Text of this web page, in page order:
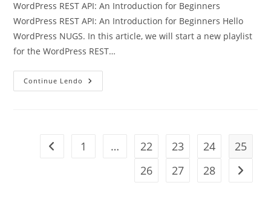
WordPress REST API: An Introduction for Beginners
WordPress REST API: An Introduction for Beginners Hello
WordPress NUGS. In this article, we will start a new playlist
for the WordPress REST…
Continue Lendo WordPress
Rest
Ir para a página anterior
1 … 22 23 24
25
26
27 28 Ir para